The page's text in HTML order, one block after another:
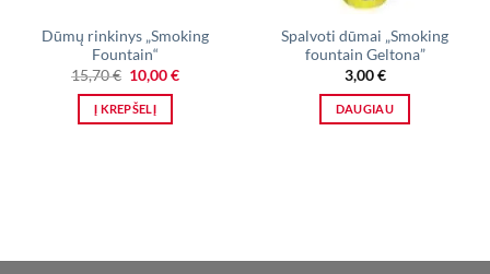
Dūmų rinkinys „Smoking
Fountain“
15,70€ Original
price
was:
15,70 €.
10,00€Current
Į KREPŠELĮ
Spalvoti dūmai „Smoking
fountain Geltona”
3,00€
DAUGIAU